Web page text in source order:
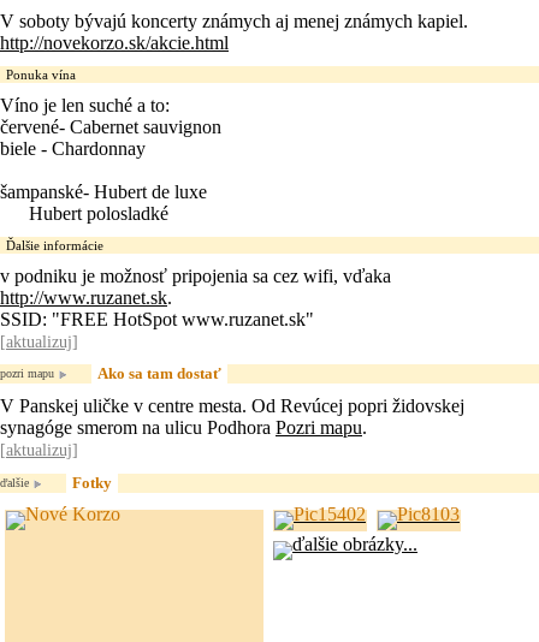
V soboty bývajú koncerty známych aj menej známych kapiel.
http://novekorzo.sk/akcie.html
Ponuka vína
Víno je len suché a to:
červené- Cabernet sauvignon
biele - Chardonnay
šampanské- Hubert de luxe
Hubert polosladké
Ďalšie informácie
v podniku je možnosť pripojenia sa cez wifi, vďaka
http://www.ruzanet.sk.
SSID: "FREE HotSpot www.ruzanet.sk"
[aktualizuj]
pozri mapu Ako sa tam dostať
V Panskej uličke v centre mesta. Od Revúcej popri židovskej
synagóge smerom na ulicu Podhora Pozri mapu.
[aktualizuj]
ďalšie Fotky